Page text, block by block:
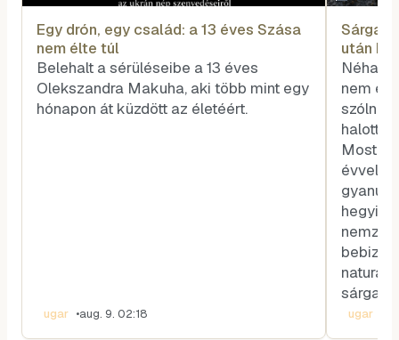
Egy drón, egy család: a 13 éves Szása
nem élte túl
Belehalt a sérüléseibe a 13 éves
Olekszandra Makuha, aki több mint egy
hónapon át küzdött az életéért.
ugar •aug. 9. 02:18
Sárga
után
Néha a
nem
halott
Most
évvel
gyanút
hegyi
sárga
ugar